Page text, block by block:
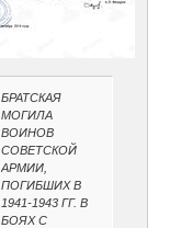
БРАТСКАЯ
МОГИЛА
ВОИНОВ
СОВЕТСКОЙ
АРМИИ,
ПОГИБШИХ В
1941-1943 ГГ. В
БОЯХ С